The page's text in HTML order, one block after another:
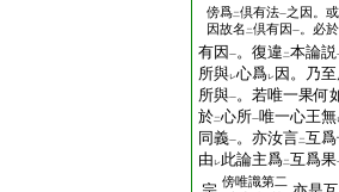
傍爲二倶有法一之因。
因故名 二倶有因一 。必於
有因 一。復違 二本論説
所與レ心爲レ 因。乃
所與一。若唯一果何
於二心所一唯一心王無
同義一。亦汝言二互爲
由 レ此論主爲二互爲果
傍唯識第二